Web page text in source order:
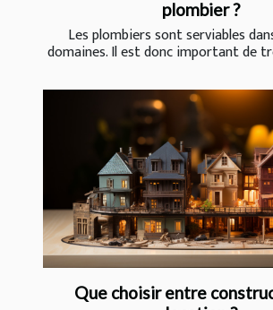
plombier ?
Les plombiers sont serviables
domaines. Il est donc important de
Que choisir entre